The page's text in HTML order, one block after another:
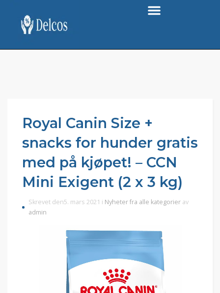
Royal Canin Size +
snacks for hunder gratis
med på kjøpet! – CCN
Mini Exigent (2 x 3 kg)
Skrevet den5. mars 2021 i Nyheter fra alle kategorier av
admin